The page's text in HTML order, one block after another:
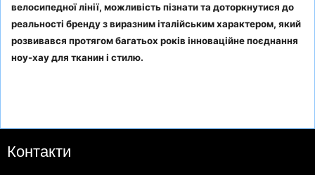
велосипедної лінії, можливість пізнати та доторкнутися до
реальності бренду з виразним італійським характером, який
розвивався протягом багатьох років інноваційне поєднання
ноу-хау для тканин і стилю.
Контакти